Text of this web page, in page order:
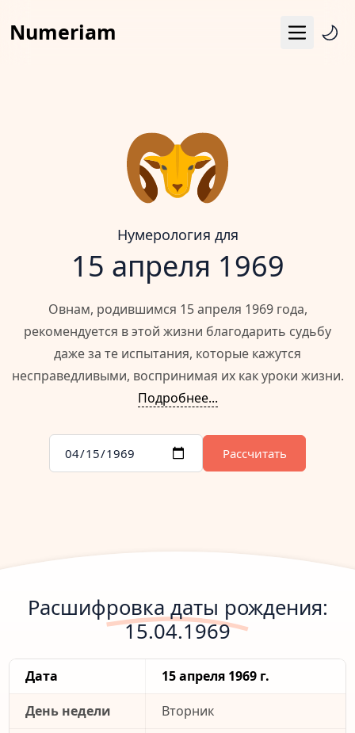
Numeriam Меню
Матрица судьбы
Гороскоп
Календарь
Нумерология для
15 апреля 1969
Овнам, родившимся 15 апреля 1969 года,
рекомендуется в этой жизни благодарить судьбу
даже за те испытания, которые кажутся
несправедливыми, воспринимая их как уроки жизни.
Подробнее...
Рассчитать
Расшифровка даты рождения:
15.04.1969
Дата
15 апреля 1969 г.
День недели
Вторник